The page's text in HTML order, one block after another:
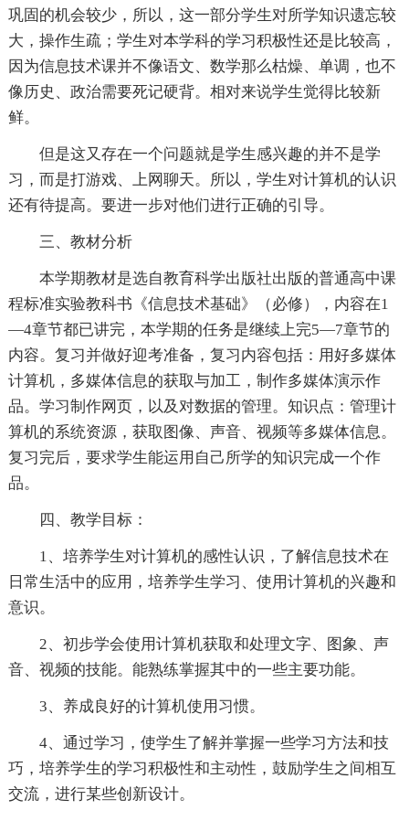
巩固的机会较少，所以，这一部分学生对所学知识遗忘较
大，操作生疏；学生对本学科的学习积极性还是比较高，
因为信息技术课并不像语文、数学那么枯燥、单调，也不
像历史、政治需要死记硬背。相对来说学生觉得比较新
鲜。
但是这又存在一个问题就是学生感兴趣的并不是学
习，而是打游戏、上网聊天。所以，学生对计算机的认识
还有待提高。要进一步对他们进行正确的引导。
三、教材分析
本学期教材是选自教育科学出版社出版的普通高中课
程标准实验教科书《信息技术基础》（必修），内容在1
—4章节都已讲完，本学期的任务是继续上完5—7章节的
内容。复习并做好迎考准备，复习内容包括：用好多媒体
计算机，多媒体信息的获取与加工，制作多媒体演示作
品。学习制作网页，以及对数据的管理。知识点：管理计
算机的系统资源，获取图像、声音、视频等多媒体信息。
复习完后，要求学生能运用自己所学的知识完成一个作
品。
四、教学目标：
1、培养学生对计算机的感性认识，了解信息技术在
日常生活中的应用，培养学生学习、使用计算机的兴趣和
意识。
2、初步学会使用计算机获取和处理文字、图象、声
音、视频的技能。能熟练掌握其中的一些主要功能。
3、养成良好的计算机使用习惯。
4、通过学习，使学生了解并掌握一些学习方法和技
巧，培养学生的学习积极性和主动性，鼓励学生之间相互
交流，进行某些创新设计。